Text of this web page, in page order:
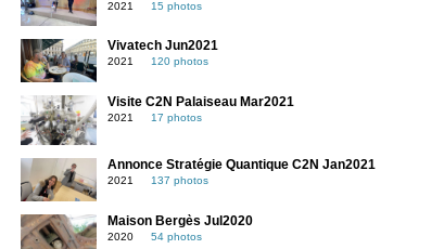
2021 15 photos
Vivatech Jun2021
2021 120 photos
Visite C2N Palaiseau Mar2021
2021 17 photos
Annonce Stratégie Quantique C2N Jan2021
2021 137 photos
Maison Bergès Jul2020
2020 54 photos